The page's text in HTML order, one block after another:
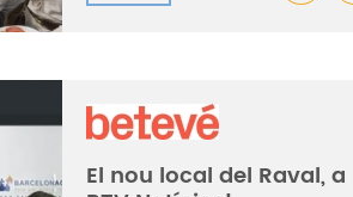
El nou local del Raval, a